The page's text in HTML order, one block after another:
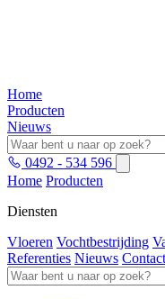
Home
Producten
Nieuws
0492 - 534 596
Home Producten
Diensten
Vloeren Vochtbestrijding
Referenties Nieuws Contact